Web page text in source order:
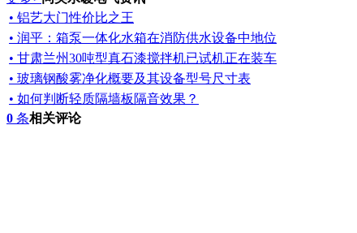
• 铝艺大门性价比之王
• 润平：箱泵一体化水箱在消防供水设备中地位
• 甘肃兰州30吨型真石漆搅拌机已试机正在装车
• 玻璃钢酸雾净化概要及其设备型号尺寸表
• 如何判断轻质隔墙板隔音效果？
0 条相关评论